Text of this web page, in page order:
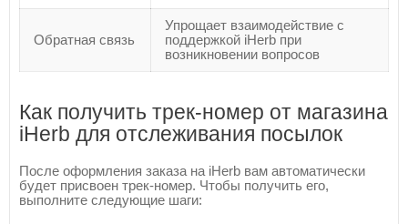
Обратная связь
Упрощает взаимодействие с
поддержкой iHerb при
возникновении вопросов
Как получить трек-номер от магазина
iHerb для отслеживания посылок
После оформления заказа на iHerb вам автоматически
будет присвоен трек-номер. Чтобы получить его,
выполните следующие шаги: